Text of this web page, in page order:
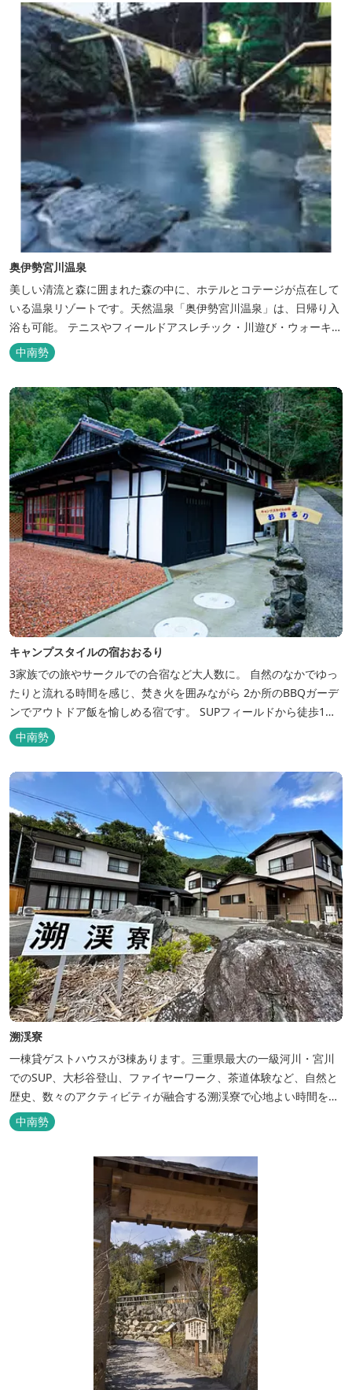
をお召し上がりい...
奥伊勢宮川温泉
美しい清流と森に囲まれた森の中に、ホテルとコテージが点在して
いる温泉リゾートです。天然温泉「奥伊勢宮川温泉」は、日帰り入
浴も可能。 テニスやフィールドアスレチック・川遊び・ウォーキン
グ・山登りの後は、岩風呂風の露天風呂と地元産季節の野草を月替
メニューの野草風呂と打たせ湯で思いっきりリフレッシュしてくだ
さい。 森林浴に温泉浴でネイチャーセラピーしませんか。
中南勢
キャンプスタイルの宿おおるり
3家族での旅やサークルでの合宿など大人数に。 自然のなかでゆっ
たりと流れる時間を感じ、焚き火を囲みながら 2か所のBBQガーデ
ンでアウトドア飯を愉しめる宿です。 SUPフィールドから徒歩1
分。絶景に囲まれた水上アクティビティも満喫したい方へ。
中南勢
溯渓寮
一棟貸ゲストハウスが3棟あります。三重県最大の一級河川・宮川
でのSUP、大杉谷登山、ファイヤーワーク、茶道体験など、自然と
歴史、数々のアクティビティが融合する溯渓寮で心地よい時間をお
過ごしください。 溯渓寮A棟は、22㎡の広々としたLDKを有する清
潔な宿泊棟です。大きな窓からは四季折々の美しい風景を眺望で
き、夏場はウッドデッキ、冬場は薪ストーブと、季節を感じながら
の滞在が可能です。落ち...
中南勢